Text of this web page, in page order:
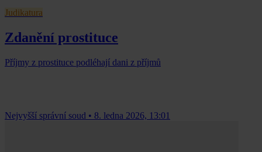
Judikatura
Zdanění prostituce
Příjmy z prostituce podléhají dani z příjmů
Nejvyšší správní soud • 8. ledna 2026, 13:01